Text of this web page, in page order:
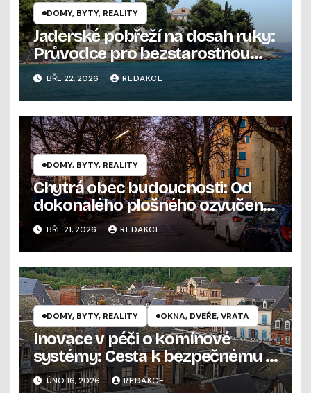
DOMY, BYTY, REALITY
Jaderské pobřeží na dosah ruky:
Průvodce pro bezstarostnou
letní rekreaci
BŘE 22, 2026 REDAKCE
DOMY, BYTY, REALITY
Chytrá obec budoucnosti: Od
dokonalého plošného ozvučení
po moderní správu energií a
krizové řízení
BŘE 21, 2026 REDAKCE
DOMY, BYTY, REALITY OKNA, DVEŘE, VRATA
Inovace v péči o komínové
systémy: Cesta k bezpečnému a
úspornému vytápění
ÚNO 16, 2026 REDAKCE